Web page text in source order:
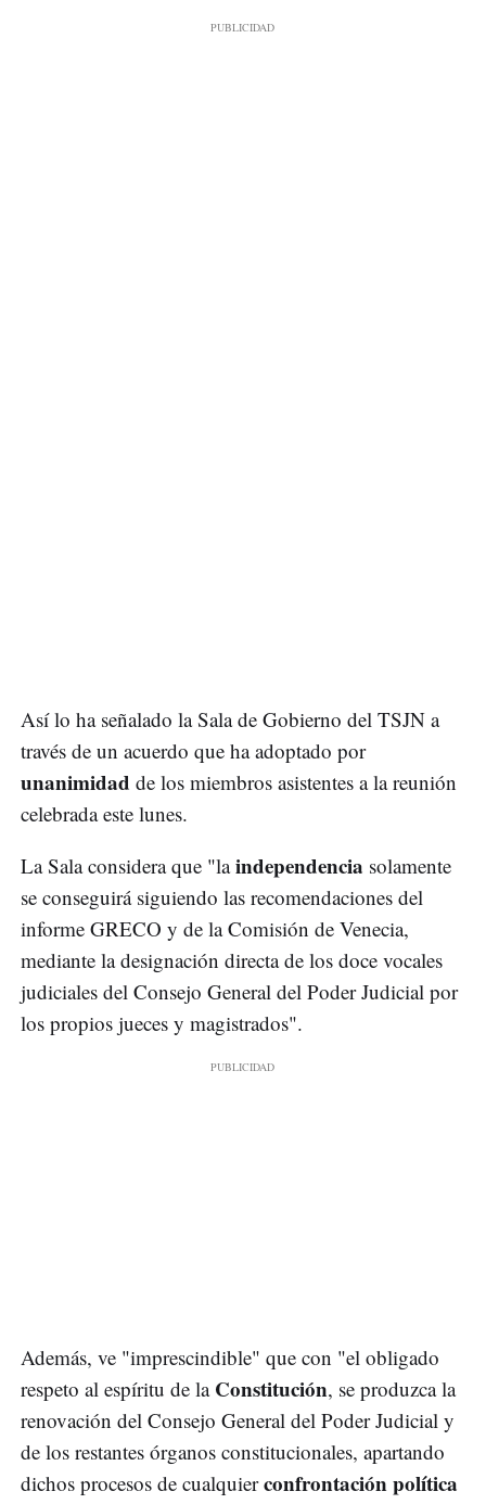
Así lo ha señalado la Sala de Gobierno del TSJN a
través de un acuerdo que ha adoptado por
unanimidad de los miembros asistentes a la reunión
celebrada este lunes.
La Sala considera que "laindependencia solamente
se conseguirá siguiendo las recomendaciones del
informe GRECO y de la Comisión de Venecia,
mediante la designación directa de los doce vocales
judiciales del Consejo General del Poder Judicial por
los propios jueces y magistrados".
Además, ve "imprescindible" que con "el obligado
respeto al espíritu de la Constitución, se produzca la
renovación del Consejo General del Poder Judicial y
de los restantes órganos constitucionales, apartando
dichos procesos de cualquierconfrontación política